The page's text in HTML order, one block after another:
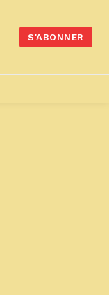
S'ABONNER